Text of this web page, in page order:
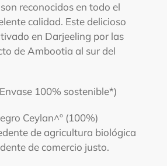
reconocidos en todo el
calidad. Este delicioso
en Darjeeling por las
de Ambootia al sur del
100% sostenible*)
Ceylan^º (100%)
de agricultura biológica
de comercio justo.